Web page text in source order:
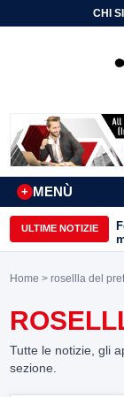
CHI
MENÙ
+
ULTIME NOTIZIE
Home > rosellla del
Tutte le notizie, gli
sezione.